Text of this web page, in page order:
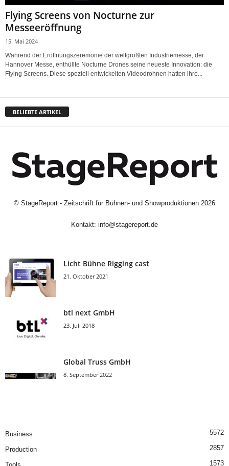
Flying Screens von Nocturne zur
Messeeröffnung
15. Mai 2024
Während der Eröffnungszeremonie der weltgrößten Industriemesse, der
Hannover Messe, enthüllte Nocturne Drones seine neueste Innovation: die
Flying Screens. Diese speziell entwickelten Videodrohnen hatten ihre...
BELIEBTE ARTIKEL
© StageReport - Zeitschrift für Bühnen- und Showproduktionen 2026
Kontakt: info@stagereport.de
Licht Bühne Rigging cast
21. Oktober 2021
btl next GmbH
23. Juli 2018
Global Truss GmbH
8. September 2022
Business 5572
Production 2857
1573